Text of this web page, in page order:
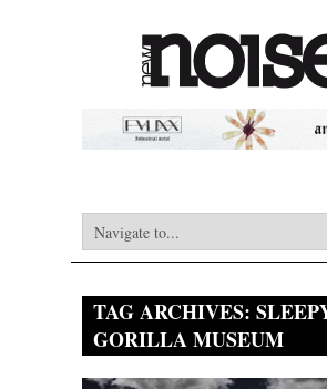
TAG ARCHIVES:
GORILLA MUSEUM